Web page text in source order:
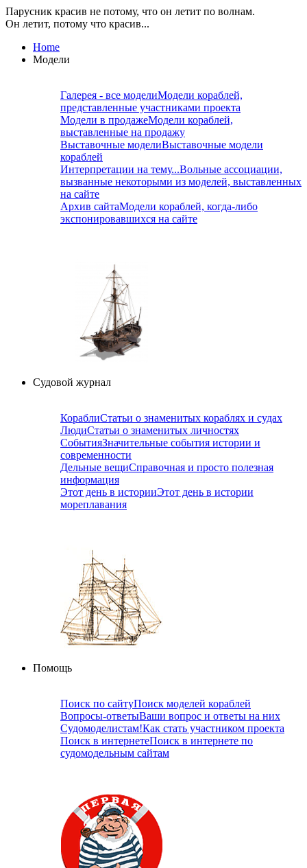
Парусник красив не потому, что он летит по волнам.
Он летит, потому что красив...
Home
Модели
Галерея - все моделиМодели кораблей,
представленные участниками проекта
Модели в продажеМодели кораблей,
выставленные на продажу
Выставочные моделиВыставочные модели
кораблей
Интерпретации на тему...Вольные ассоциации,
вызванные некоторыми из моделей, выставленных
на сайте
Архив сайтаМодели кораблей, когда-либо
экспонировавшихся на сайте
Судовой журнал
КораблиСтатьи о знаменитых кораблях и судах
ЛюдиСтатьи о знаменитых личностях
СобытияЗначительные события истории и
современности
Дельные вещиСправочная и просто полезная
информация
Этот день в историиЭтот день в истории
мореплавания
Помощь
Поиск по сайтуПоиск моделей кораблей
Вопросы-ответыВаши вопрос и ответы на них
Судомоделистам!Как стать участником проекта
Поиск в интернетеПоиск в интернете по
судомодельным сайтам